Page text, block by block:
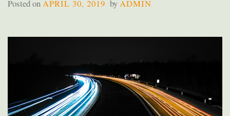
Posted onAPRIL 30, 2019 byADMIN